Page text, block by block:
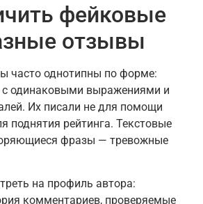
фейковые
отзывы
часто однотипны по форме:
одинаковыми выражениями и
Их писали не для помощи
поднятия рейтинга. Текстовые
фразы — тревожные
на профиль автора:
комментариев, проверяемые